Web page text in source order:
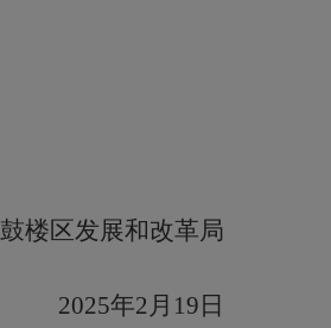
鼓楼区发展和改革局
2025年2 月 19日